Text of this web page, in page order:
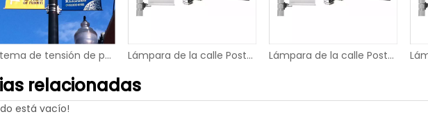
Sistema de tensión de pancarta flexible de doble cara con bandera de poste de farola Lámpara de la calle Post Un lado Banner Hanging Fixer Lámpara de la calle Post Un lado Banner Hanging Fixer
relacionadas
está vacío!